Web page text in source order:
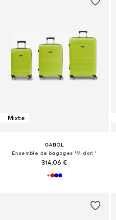
Mixte
GABOL
Ensemble de bagages 'Midori '
314,06 €